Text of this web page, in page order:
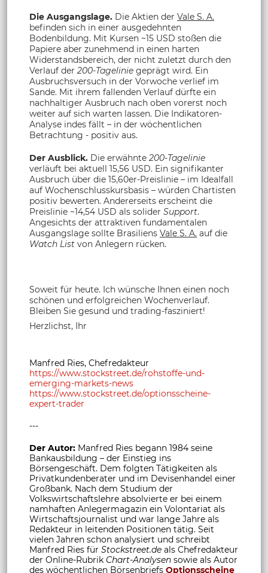
Die Ausgangslage. Die Aktien der Vale S. A.
befinden sich in einer ausgedehnten
Bodenbildung. Mit Kursen ~15 USD stoßen die
Papiere aber zunehmend in einen harten
Widerstandsbereich, der nicht zuletzt durch den
Verlauf der 200-Tagelinie geprägt wird. Ein
Ausbruchsversuch in der Vorwoche verlief im
Sande. Mit ihrem fallenden Verlauf dürfte ein
nachhaltiger Ausbruch nach oben vorerst noch
weiter auf sich warten lassen. Die Indikatoren-
Analyse indes fällt – in der wöchentlichen
Betrachtung - positiv aus.
Der Ausblick. Die erwähnte 200-Tagelinie
verläuft bei aktuell 15,56 USD. Ein signifikanter
Ausbruch über die 15,60er-Preislinie – im Idealfall
auf Wochenschlusskursbasis – würden Chartisten
positiv bewerten. Andererseits erscheint die
Preislinie ~14,54 USD als solider Support.
Angesichts der attraktiven fundamentalen
Ausgangslage sollte Brasiliens Vale S. A. auf die
Watch List von Anlegern rücken.
Soweit für heute. Ich wünsche Ihnen einen noch
schönen und erfolgreichen Wochenverlauf.
Bleiben Sie gesund und trading-fasziniert!
Herzlichst, Ihr
Manfred Ries, Chefredakteur
https://www.stockstreet.de/rohstoffe-und-
emerging-markets-news
https://www.stockstreet.de/optionsscheine-
expert-trader
---
Der Autor: Manfred Ries begann 1984 seine
Bankausbildung – der Einstieg ins
Börsengeschäft. Dem folgten Tätigkeiten als
Privatkundenberater und im Devisenhandel einer
Großbank. Nach dem Studium der
Volkswirtschaftslehre absolvierte er bei einem
namhaften Anlegermagazin ein Volontariat als
Wirtschaftsjournalist und war lange Jahre als
Redakteur in leitenden Positionen tätig. Seit
vielen Jahren schon analysiert und schreibt
Manfred Ries für Stockstreet.de als Chefredakteur
der Online-Rubrik Chart-Analysen sowie als Autor
des wöchentlichen Börsenbriefs Optionsscheine